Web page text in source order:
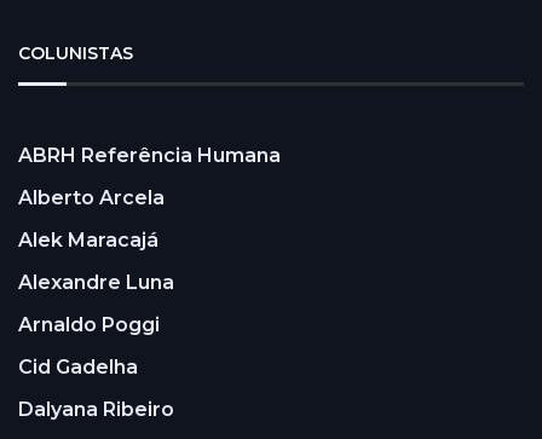
COLUNISTAS
ABRH Referência Humana
Alberto Arcela
Alek Maracajá
Alexandre Luna
Arnaldo Poggi
Cid Gadelha
Dalyana Ribeiro